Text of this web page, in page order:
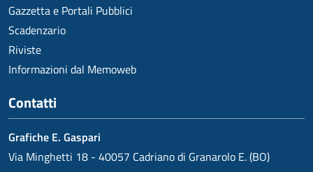
Gazzetta e Portali Pubblici
Scadenzario
Riviste
Informazioni dal Memoweb
Contatti
Grafiche E. Gaspari
Via Minghetti 18 - 40057 Cadriano di Granarolo E. (BO)